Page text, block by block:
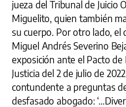
jueza del Tribunal de Juicio
Miguelito, quien también
su cuerpo. Por otro lado, el
Miguel Andrés Severino
exposición ante el Pacto de
Justicia del 2 de julio de
contundente a preguntas
desfasado abogado: